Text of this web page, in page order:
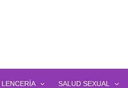
LENCERÍA SALUD SEXUAL